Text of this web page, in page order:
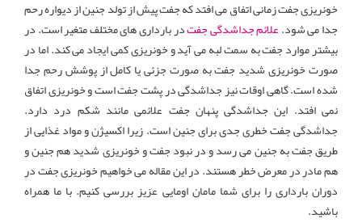
خونریزی جفت زمانی اتفاق می افتد که جفت پیش از تولد جنین از دیواره رحم
جدا می شود.علائم جداشدگی جفتدر بارداری های مختلف متغیر است. در
بیشتر موارد جفت به سمت لبه می آید و خونریزی کمی ایجاد می کند. اما در
صورت خونریزی شدید جفت به صورت جزئی یا کامل از پوشش رحم جدا
شده است. گاهی اوقات نیز جداشدگی در پشت جفت است و خونریزی اتفاق
نمی افتد. این جداشدگی پنهان جفت علائمی مانند شکم درد دارد.
جداشدگی جفت خطری جدی برای جنین است. زیرا اکسیژن و مواد غذایی از
طریق جفت به جنین می رسد و در نبود جفت و خونریزی شدید هم جنین و
هم مادر در معرض خطر هستند. در این مقاله می خواهیم خونریزی جفت در
دوران بارداری را برای شما مامان اومایی عزیز بررسی کنیم. با ما همراه
باشید.